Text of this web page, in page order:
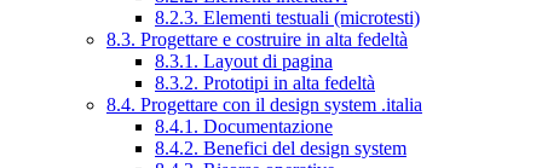
8.2.3. Elementi testuali (microtesti)
8.3. Progettare e costruire in alta fedeltà
8.3.1. Layout di pagina
8.3.2. Prototipi in alta fedeltà
8.4. Progettare con il design system .italia
8.4.1. Documentazione
8.4.2. Benefici del design system